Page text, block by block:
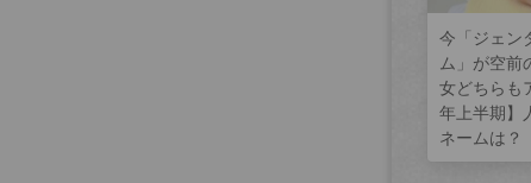
今「ジェン
ム」が空前
女どちら
年上半期】
ネームは？